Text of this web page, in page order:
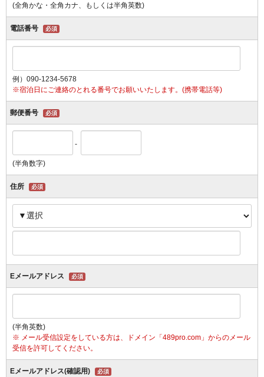
(全角かな・全角カナ、もしくは半角英数)
電話番号 必須
例）090-1234-5678
※宿泊日にご連絡のとれる番号でお願いいたします。(携帯電話等)
郵便番号 必須
-
(半角数字)
住所 必須
Eメールアドレス 必須
(半角英数)
※ メール受信設定をしている方は、ドメイン「489pro.com」からのメール
受信を許可してください。
Eメールアドレス(確認用) 必須